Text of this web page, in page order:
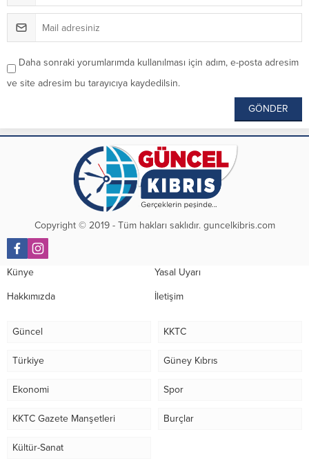
Daha sonraki yorumlarımda kullanılması için adım, e-posta adresim
ve site adresim bu tarayıcıya kaydedilsin.
Copyright © 2019 - Tüm hakları saklıdır. guncelkibris.com
Künye Yasal Uyarı
Hakkımızda İletişim
Güncel KKTC
Türkiye Güney Kıbrıs
Ekonomi Spor
KKTC Gazete Manşetleri Burçlar
Kültür-Sanat